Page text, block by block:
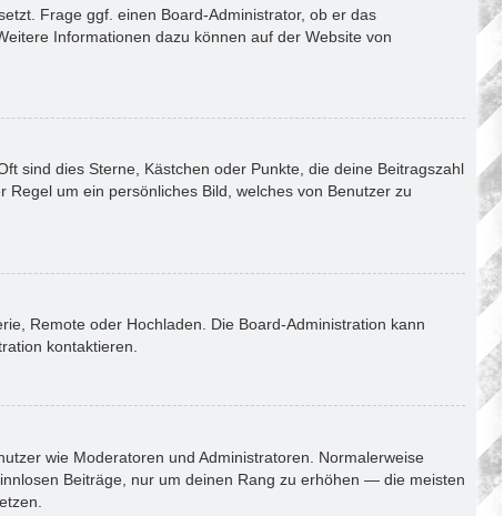
Frage ggf. einen Board-Administrator, ob er das
Informationen dazu können auf der Website von
sind dies Sterne, Kästchen oder Punkte, die deine Beitragszahl
um ein persönliches Bild, welches von Benutzer zu
Remote oder Hochladen. Die Board-Administration kann
kontaktieren.
wie Moderatoren und Administratoren. Normalerweise
Beiträge, nur um deinen Rang zu erhöhen — die meisten